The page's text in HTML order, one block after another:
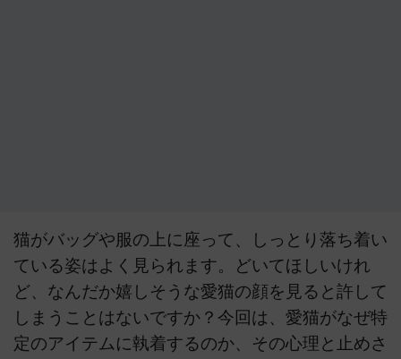
猫がバッグや服の上に座って、しっとり落ち着い
ている姿はよく見られます。どいてほしいけれ
ど、なんだか嬉しそうな愛猫の顔を見ると許して
しまうことはないですか？今回は、愛猫がなぜ特
定のアイテムに執着するのか、その心理と止めさ